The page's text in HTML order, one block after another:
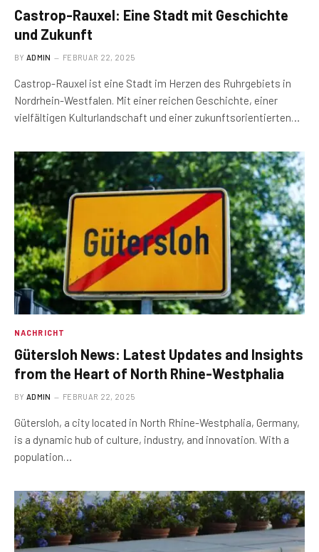
Castrop-Rauxel: Eine Stadt mit Geschichte
und Zukunft
BY ADMIN FEBRUAR 22, 2025
Castrop-Rauxel ist eine Stadt im Herzen des Ruhrgebiets in
Nordrhein-Westfalen. Mit einer reichen Geschichte, einer
vielfältigen Kulturlandschaft und einer zukunftsorientierten…
NACHRICHT
Gütersloh News: Latest Updates and Insights
from the Heart of North Rhine-Westphalia
BY ADMIN FEBRUAR 22, 2025
Gütersloh, a city located in North Rhine-Westphalia, Germany,
is a dynamic hub of culture, industry, and innovation. With a
population…